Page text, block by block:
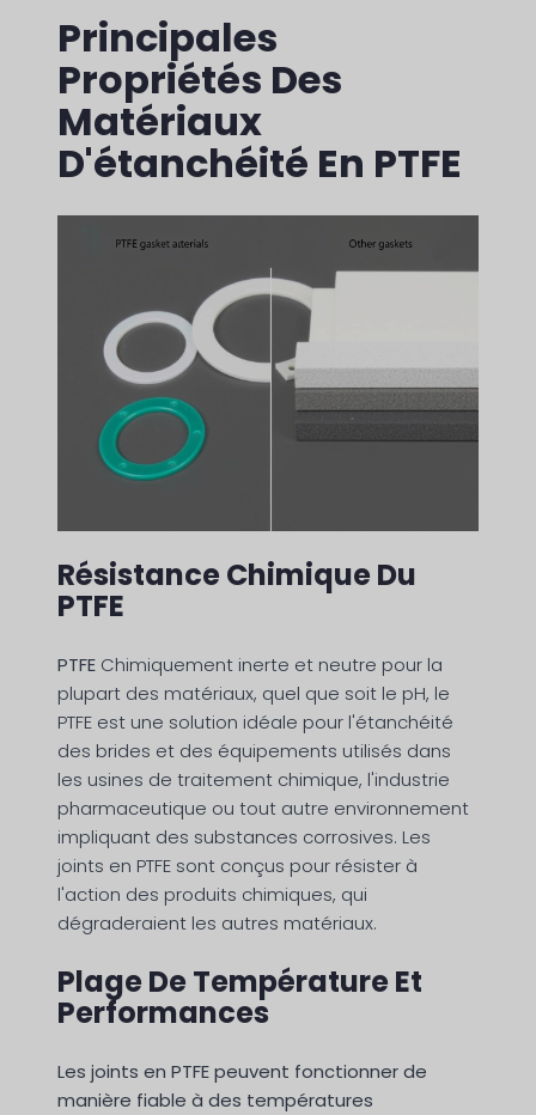
Principales
Propriétés Des
Matériaux
D'étanchéité En PTFE
Résistance Chimique Du
PTFE
PTFE Chimiquement inerte et neutre pour la
plupart des matériaux, quel que soit le pH, le
PTFE est une solution idéale pour l'étanchéité
des brides et des équipements utilisés dans
les usines de traitement chimique, l'industrie
pharmaceutique ou tout autre environnement
impliquant des substances corrosives. Les
joints en PTFE sont conçus pour résister à
l'action des produits chimiques, qui
dégraderaient les autres matériaux.
Plage De Température Et
Performances
Les joints en PTFE peuvent fonctionner de
manière fiable à des températures